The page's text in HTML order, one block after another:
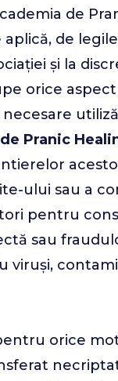
de
de
și la
orice
Pranic
ului sau a
pentru
sau
orice